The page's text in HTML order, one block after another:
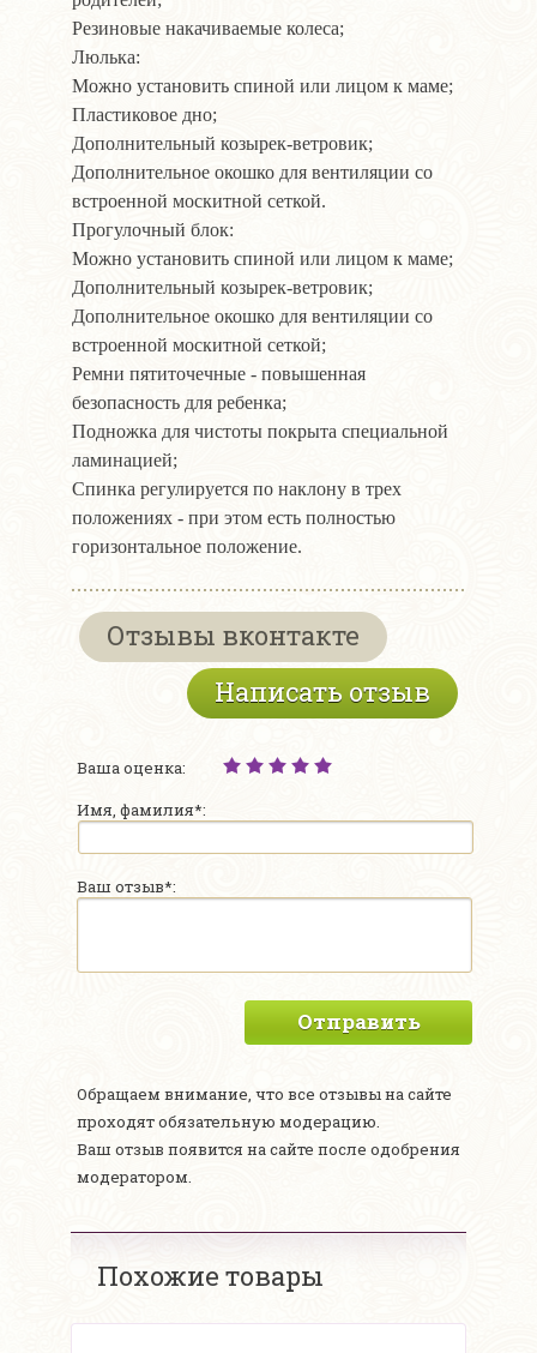
Резиновые накачиваемые колеса;
Люлька:
Можно установить спиной или лицом к маме;
Пластиковое дно;
Дополнительный козырек-ветровик;
Дополнительное окошко для вентиляции со
встроенной москитной сеткой.
Прогулочный блок:
Можно установить спиной или лицом к маме;
Дополнительный козырек-ветровик;
Дополнительное окошко для вентиляции со
встроенной москитной сеткой;
Ремни пятиточечные - повышенная
безопасность для ребенка;
Подножка для чистоты покрыта специальной
ламинацией;
Спинка регулируется по наклону в трех
положениях - при этом есть полностью
горизонтальное положение.
Отзывы вконтакте
Написать отзыв
Ваша оценка:
Имя, фамилия*:
Ваш отзыв*:
Отправить
Обращаем внимание, что все отзывы на сайте
проходят обязательную модерацию.
Ваш отзыв появится на сайте после одобрения
модератором.
Похожие товары